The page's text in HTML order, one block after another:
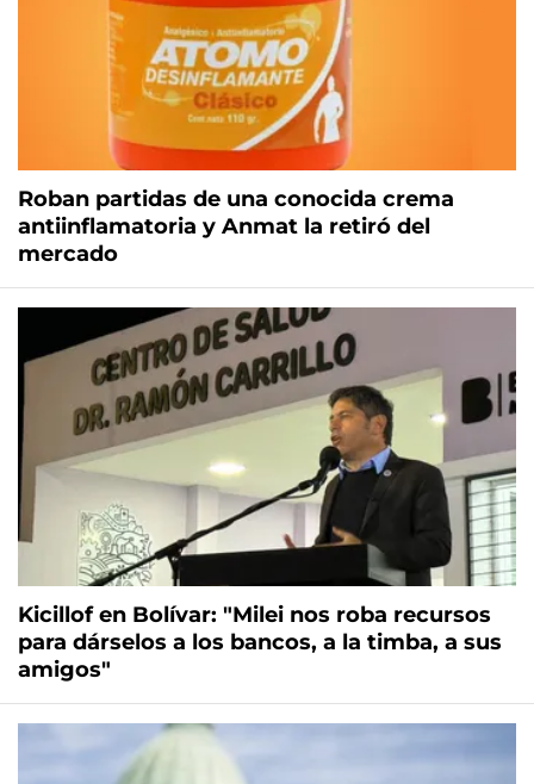
Roban partidas de una conocida crema
antiinflamatoria y Anmat la retiró del
mercado
Kicillof en Bolívar: "Milei nos roba recursos
para dárselos a los bancos, a la timba, a sus
amigos"